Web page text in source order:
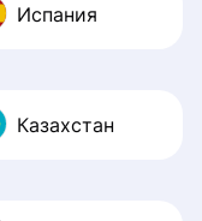
Испания
Казахстан